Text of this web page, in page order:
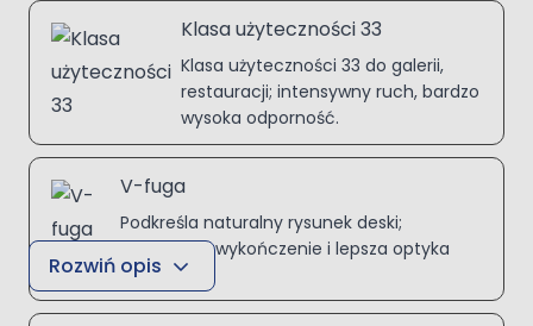
Klasa użyteczności 33
Klasa użyteczności 33 do galerii,
restauracji; intensywny ruch, bardzo
wysoka odporność.
V-fuga
Podkreśla naturalny rysunek deski;
eleganckie wykończenie i lepsza optyka
podłogi.
Rozwiń opis